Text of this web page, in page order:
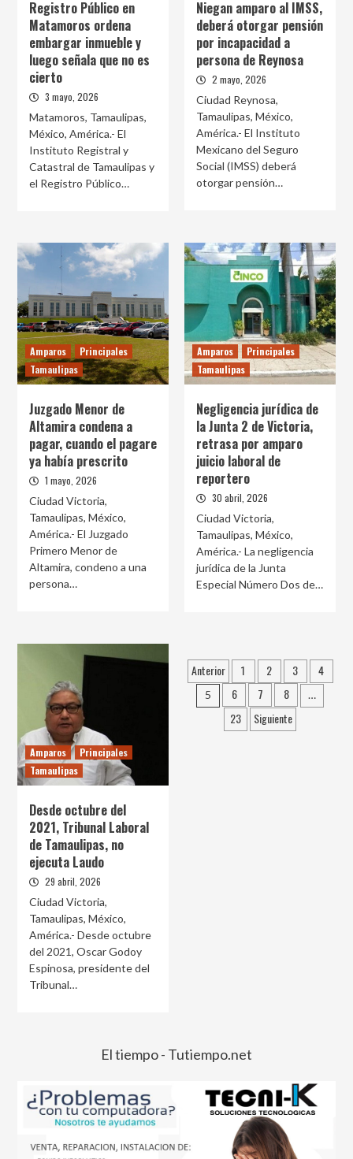
Registro Público en
Matamoros ordena
embargar inmueble y
luego señala que no es
cierto
3 mayo, 2026
Matamoros, Tamaulipas,
México, América.- El
Instituto Registral y
Catastral de Tamaulipas y
el Registro Público…
Niegan amparo al IMSS,
deberá otorgar pensión
por incapacidad a
persona de Reynosa
2 mayo, 2026
Ciudad Reynosa,
Tamaulipas, México,
América.- El Instituto
Mexicano del Seguro
Social (IMSS) deberá
otorgar pensión…
Amparos
Principales
Tamaulipas
Juzgado Menor de
Altamira condena a
pagar, cuando el pagare
ya había prescrito
1 mayo, 2026
Ciudad Victoria,
Tamaulipas, México,
América.- El Juzgado
Primero Menor de
Altamira, condeno a una
persona…
Amparos
Principales
Tamaulipas
Negligencia jurídica de
la Junta 2 de Victoria,
retrasa por amparo
juicio laboral de
reportero
30 abril, 2026
Ciudad Victoria,
Tamaulipas, México,
América.- La negligencia
jurídica de la Junta
Especial Número Dos de…
Amparos
Principales
Tamaulipas
Desde octubre del
2021, Tribunal Laboral
de Tamaulipas, no
ejecuta Laudo
29 abril, 2026
Ciudad Victoria,
Tamaulipas, México,
América.- Desde octubre
del 2021, Oscar Godoy
Espinosa, presidente del
Tribunal…
Paginación
de
entradas
Anterior 1 2 3 4
5 6 7 8 …
23 Siguiente
El tiempo - Tutiempo.net